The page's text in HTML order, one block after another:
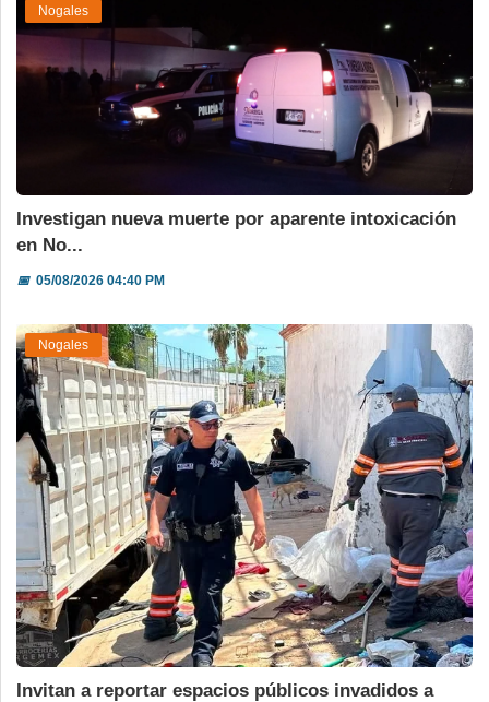
Nogales
Investigan nueva muerte por aparente intoxicación
en No...
📅05/08/2026 04:40 PM
Nogales
Invitan a reportar espacios públicos invadidos a